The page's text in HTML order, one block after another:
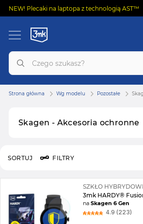
NEW! Plecaki na laptopa z technologią AST™
Skagen - Akcesoria ochronne
Strona główna Wg modelu Pozostałe
FILTRY
SORTUJ
SZKŁO
3mk HARDY®
naSkagen 6 Gen
4.9 (223)